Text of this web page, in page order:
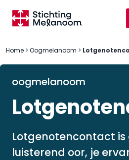
Home > Oogmelanoom >
oogmelanoom
Lotgenotencontact is
luisterend oor, je